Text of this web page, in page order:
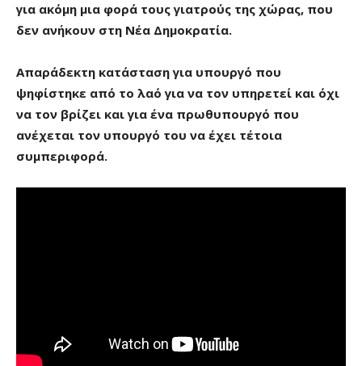
για ακόμη μια φορά τους γιατρούς της χώρας, που
δεν ανήκουν στη Νέα Δημοκρατία.
Απαράδεκτη κατάσταση για υπουργό που
ψηφίστηκε από το λαό για να τον υπηρετεί και όχι
να τον βρίζει και για ένα πρωθυπουργό που
ανέχεται τον υπουργό του να έχει τέτοια
συμπεριφορά.